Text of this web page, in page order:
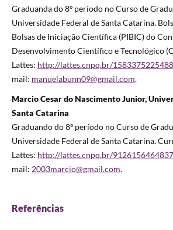
Graduanda do 8º período no Curso de
Universidade Federal de Santa Catarina.
Bolsas de Iniciação Científica (PIBIC) do
Desenvolvimento Científico e Tecnológico
Lattes: http://lattes.cnpq.br/
mail: manuelabunn09@gmail.com.
Marcio Cesar do Nascimento Junior,
Santa Catarina
Graduando do 8º período no Curso de
Universidade Federal de Santa Catarina.
Lattes: http://lattes.cnpq.br/
mail: 2003marcio@gmail.com.
Referências